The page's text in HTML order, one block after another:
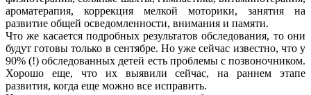
ароматерапия, коррекция мелкой моторики, занятия на
развитие общей осведомленности, внимания и памяти.
Что же касается подробных результатов обследования, то они
будут готовы только в сентябре. Но уже сейчас известно, что у
90% (!) обследованных детей есть проблемы с позвоночником.
Хорошо еще, что их выявили сейчас, на раннем этапе
развития, когда еще можно все исправить.